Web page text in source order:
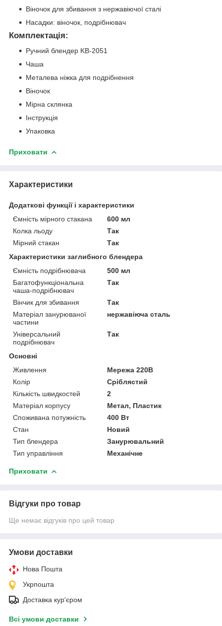
Віночок для збивання з нержавіючої сталі
Насадки: віночок, подрібнювач
Комплектація:
Ручний блендер KB-2051
Чаша
Металева ніжка для подрібнення
Віночок
Мірна склянка
Інструкція
Упаковка
Приховати
Характеристики
Додаткові функції і характеристики
Ємність мірного стакана
600 мл
Колка льоду
Так
Мірний стакан
Так
Характеристики заглибного блендера
Ємність подрібнювача
500 мл
Багатофункціональна
чаша-подрібнювач
Так
Вінчик для збивання
Так
Матеріал занурюваної
частини
нержавіюча сталь
Універсальний
подрібнювач
Так
Основні
Живлення
Мережа 220В
Колір
Сріблястий
Кількість швидкостей
2
Матеріал корпусу
Метал, Пластик
Споживана потужність
400 Вт
Стан
Новий
Тип блендера
Занурювальний
Тип управління
Механічне
Приховати
Відгуки про товар
Ще немає відгуків про цей товар
Умови доставки
Нова Пошта
Укрпошта
Доставка кур'єром
Всі умови доставки